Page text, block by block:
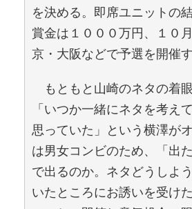
を決める。即席ユニットの
賞金は１０００万円、１０
京・大阪などで予選を開催す
もともと山崎のネタの着眼
「いつか一緒にネタを考え
思っていた」という横澤が
は男女コンビのため、「出
で出るのか。ネタどうしよ
いたところにお誘いを受け